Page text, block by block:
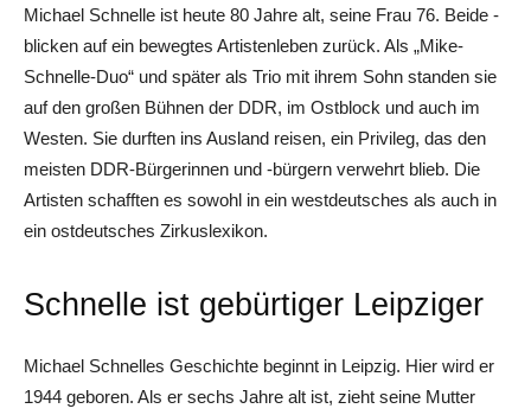
Michael Schnelle ist heute 80 Jahre alt, seine Frau 76. Beide ­
blicken auf ein bewegtes Artistenleben zurück. Als „Mike-
Schnelle-Duo“ und später als Trio mit ihrem Sohn standen sie
auf den großen Bühnen der DDR, im Ostblock und auch im
Westen. Sie durften ins Ausland reisen, ein Privileg, das den
meisten DDR-Bürgerinnen und -bürgern verwehrt blieb. Die
Artisten schafften es sowohl in ein westdeutsches als auch in
ein ostdeutsches Zirkuslexikon.
Schnelle ist gebürtiger Leipziger
Michael Schnelles Geschichte beginnt in Leipzig. Hier wird er
1944 geboren. Als er sechs Jahre alt ist, zieht seine Mutter